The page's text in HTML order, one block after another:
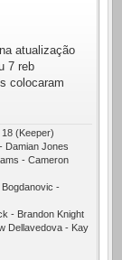
atualização
7 reb
colocaram
(Keeper)
Damian Jones
- Cameron
-
- Brandon Knight
Dellavedova - Kay